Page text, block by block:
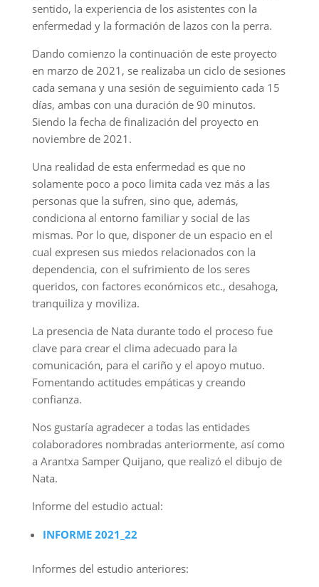
sentido, la experiencia de los asistentes con la
enfermedad y la formación de lazos con la perra.
Dando comienzo la continuación de este proyecto
en marzo de 2021, se realizaba un ciclo de sesiones
cada semana y una sesión de seguimiento cada 15
días, ambas con una duración de 90 minutos.
Siendo la fecha de finalización del proyecto en
noviembre de 2021.
Una realidad de esta enfermedad es que no
solamente poco a poco limita cada vez más a las
personas que la sufren, sino que, además,
condiciona al entorno familiar y social de las
mismas. Por lo que, disponer de un espacio en el
cual expresen sus miedos relacionados con la
dependencia, con el sufrimiento de los seres
queridos, con factores económicos etc., desahoga,
tranquiliza y moviliza.
La presencia de Nata durante todo el proceso fue
clave para crear el clima adecuado para la
comunicación, para el cariño y el apoyo mutuo.
Fomentando actitudes empáticas y creando
confianza.
Nos gustaría agradecer a todas las entidades
colaboradores nombradas anteriormente, así como
a Arantxa Samper Quijano, que realizó el dibujo de
Nata.
Informe del estudio actual:
INFORME 2021_22
Informes del estudio anteriores: